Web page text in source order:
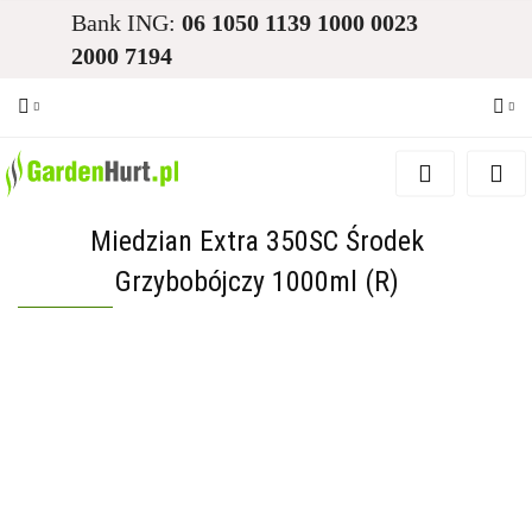
Bank ING: 06 1050 1139 1000 0023
2000 7194
Zaloguj się
Dodaj zgłoszenie
Miedzian Extra 350SC Środek
Grzybobójczy 1000ml (R)